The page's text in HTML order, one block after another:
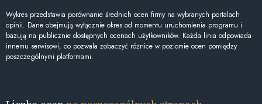
Wykres przedstawia porównanie średnich ocen firmy na wybranych portalach
opinii. Dane obejmują wyłącznie okres od momentu uruchomienia programu i
bazują na publicznie dostępnych ocenach użytkowników. Każda linia odpowiada
innemu serwisowi, co pozwala zobaczyć różnice w poziomie ocen pomiędzy
poszczególnymi platformami.